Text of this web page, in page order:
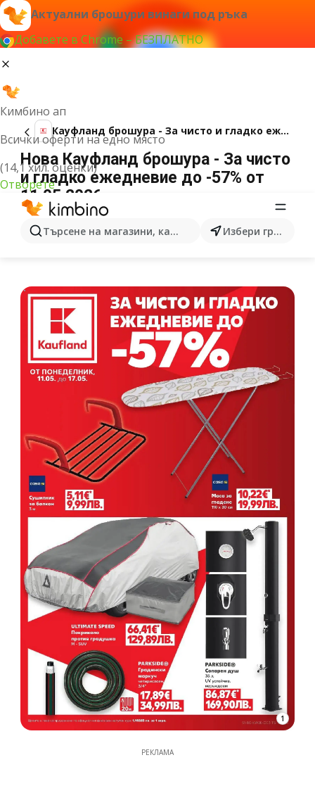
Актуални брошури винаги под ръка
Добавете в Chrome – БЕЗПЛАТНО
Кимбино ап
Всички оферти на едно място
(14,1 хил. оценки)
Отворете
Търсене на магазини, категории, продукти...Избери град
Кауфланд брошура - За чисто и гладко ежедневие до -57%
Нова Кауфланд брошура - За чисто
и гладко ежедневие до -57% от
11.05.2026
1
РЕКЛАМА